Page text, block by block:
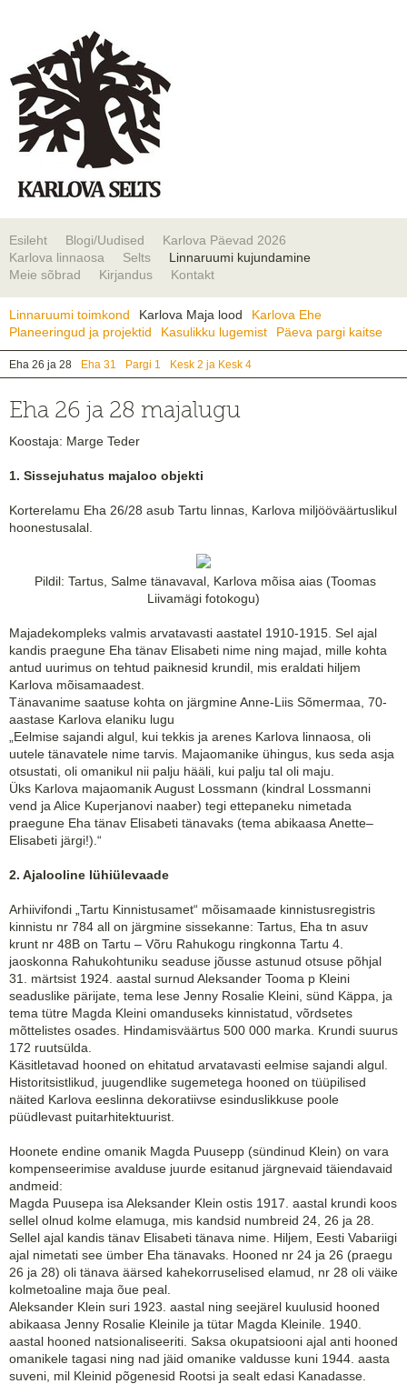
Esileht Blogi/Uudised
Karlova Päevad 2026
Karlova linnaosa
Selts
Linnaruumi kujundamine
Meie sõbrad
Kirjandus Kontakt
Linnaruumi toimkond Karlova Maja lood
Karlova Ehe
Planeeringud ja projektid
Kasulikku lugemist Päeva pargi kaitse
Eha 26 ja 28 Eha 31 Pargi 1 Kesk 2 ja Kesk 4
Eha 26 ja 28 majalugu
Koostaja: Marge Teder
1. Sissejuhatus majaloo objekti
Korterelamu Eha 26/28 asub Tartu linnas, Karlova miljööväärtuslikul
hoonestusalal.
Pildil: Tartus, Salme tänavaval, Karlova mõisa aias (Toomas
Liivamägi fotokogu)
Majadekompleks valmis arvatavasti aastatel 1910-1915. Sel ajal
kandis praegune Eha tänav Elisabeti nime ning majad, mille kohta
antud uurimus on tehtud paiknesid krundil, mis eraldati hiljem
Karlova mõisamaadest.
Tänavanime saatuse kohta on järgmine Anne-Liis Sõmermaa, 70-
aastase Karlova elaniku lugu
„Eelmise sajandi algul, kui tekkis ja arenes Karlova linnaosa, oli
uutele tänavatele nime tarvis. Majaomanike ühingus, kus seda asja
otsustati, oli omanikul nii palju hääli, kui palju tal oli maju.
Üks Karlova majaomanik August Lossmann (kindral Lossmanni
vend ja Alice Kuperjanovi naaber) tegi ettepaneku nimetada
praegune Eha tänav Elisabeti tänavaks (tema abikaasa Anette–
Elisabeti järgi!).“
2. Ajalooline lühiülevaade
Arhiivifondi „Tartu Kinnistusamet“ mõisamaade kinnistusregistris
kinnistu nr 784 all on järgmine sissekanne: Tartus, Eha tn asuv
krunt nr 48B on Tartu – Võru Rahukogu ringkonna Tartu 4.
jaoskonna Rahukohtuniku seaduse jõusse astunud otsuse põhjal
31. märtsist 1924. aastal surnud Aleksander Tooma p Kleini
seaduslike pärijate, tema lese Jenny Rosalie Kleini, sünd Käppa, ja
tema tütre Magda Kleini omanduseks kinnistatud, võrdsetes
mõttelistes osades. Hindamisväärtus 500 000 marka. Krundi suurus
172 ruutsülda.
Käsitletavad hooned on ehitatud arvatavasti eelmise sajandi algul.
Historitsistlikud, juugendlike sugemetega hooned on tüüpilised
näited Karlova eeslinna dekoratiivse esinduslikkuse poole
püüdlevast puitarhitektuurist.
Hoonete endine omanik Magda Puusepp (sündinud Klein) on vara
kompenseerimise avalduse juurde esitanud järgnevaid täiendavaid
andmeid:
Magda Puusepa isa Aleksander Klein ostis 1917. aastal krundi koos
sellel olnud kolme elamuga, mis kandsid numbreid 24, 26 ja 28.
Sellel ajal kandis tänav Elisabeti tänava nime. Hiljem, Eesti Vabariigi
ajal nimetati see ümber Eha tänavaks. Hooned nr 24 ja 26 (praegu
26 ja 28) oli tänava äärsed kahekorruselised elamud, nr 28 oli väike
kolmetoaline maja õue peal.
Aleksander Klein suri 1923. aastal ning seejärel kuulusid hooned
abikaasa Jenny Rosalie Kleinile ja tütar Magda Kleinile. 1940.
aastal hooned natsionaliseeriti. Saksa okupatsiooni ajal anti hooned
omanikele tagasi ning nad jäid omanike valdusse kuni 1944. aasta
suveni, mil Kleinid põgenesid Rootsi ja sealt edasi Kanadasse.